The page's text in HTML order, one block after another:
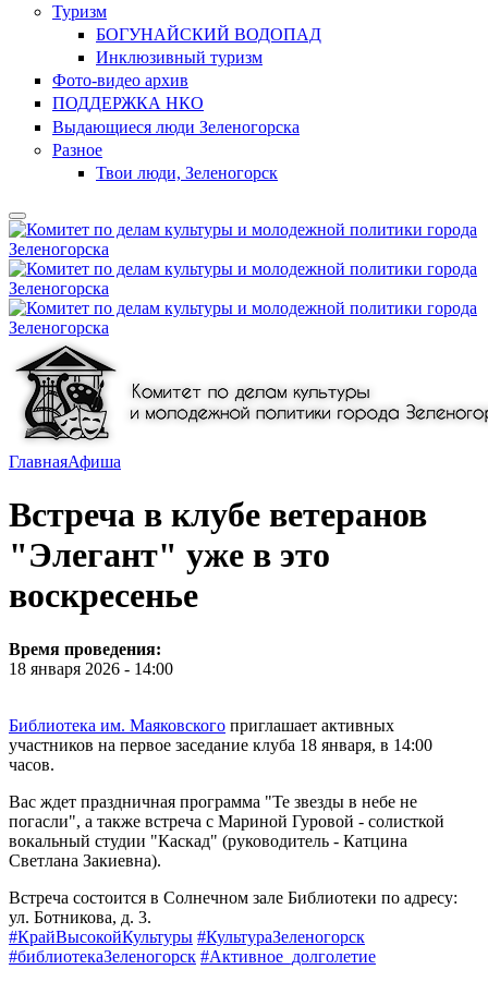
Туризм
БОГУНАЙСКИЙ ВОДОПАД
Инклюзивный туризм
Фото-видео архив
ПОДДЕРЖКА НКО
Выдающиеся люди Зеленогорска
Разное
Твои люди, Зеленогорск
ГлавнаяАфиша
Встреча в клубе ветеранов
"Элегант" уже в это
воскресенье
Время проведения:
18 января 2026 - 14:00
Библиотека им. Маяковского приглашает активных
участников на первое заседание клуба 18 января, в 14:00
часов.
Вас ждет праздничная программа "Те звезды в небе не
погасли", а также встреча с Мариной Гуровой - солисткой
вокальный студии "Каскад" (руководитель - Катцина
Светлана Закиевна).
Встреча состоится в Солнечном зале Библиотеки по адресу:
ул. Ботникова, д. 3.
#КрайВысокойКультуры #КультураЗеленогорск
#библиотекаЗеленогорск #Активное_долголетие